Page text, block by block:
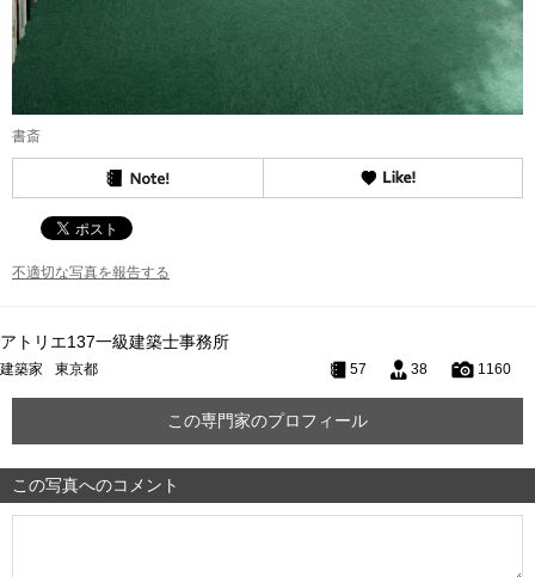
書斎
不適切な写真を報告する
アトリエ137一級建築士事務所
建築家 東京都 57 38 1160
この専門家のプロフィール
この写真へのコメント